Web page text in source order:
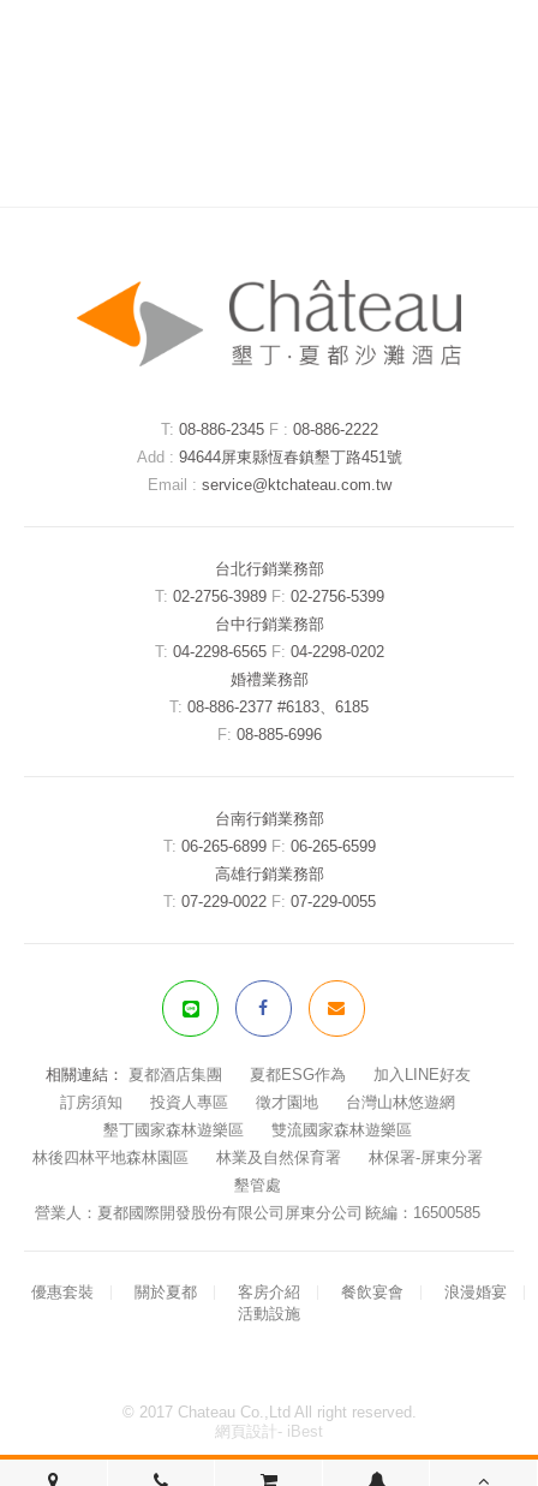
T: 08-886-2345 F : 08-886-2222
Add : 94644屏東縣恆春鎮墾丁路451號
Email : service@ktchateau.com.tw
台北行銷業務部
T: 02-2756-3989 F: 02-2756-5399
台中行銷業務部
T: 04-2298-6565 F: 04-2298-0202
婚禮業務部
T: 08-886-2377 #6183、6185
F: 08-885-6996
台南行銷業務部
T: 06-265-6899 F: 06-265-6599
高雄行銷業務部
T: 07-229-0022 F: 07-229-0055
相關連結： 夏都酒店集團 夏都ESG作為
加入LINE好友
訂房須知
投資人專區 徵才園地
台灣山林悠遊網
墾丁國家森林遊樂區
雙流國家森林遊樂區
林後四林平地森林園區
林業及自然保育署
林保署-屏東分署
墾管處
營業人：夏都國際開發股份有限公司屏東分公司∣統編：16500585
優惠套裝 關於夏都 客房介紹 餐飲宴會
浪漫婚宴
活動設施
© 2017 Chateau Co.,Ltd All right reserved.
網頁設計- iBest